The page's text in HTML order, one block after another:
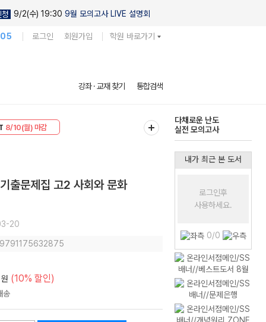
청 9/2(수) 19:30 9월 모의고사 LIVE 설명회
로그인 회원가입 학원 바로가기
강좌 · 교재 찾기 통합검색
8/10(월) 마감
다채로운 난도
실전 모의고사
출문제집 고2 사회와 문화
20
9791175632875
원 (10% 할인)
내가 최근 본 도서
로그인후
사용하세요.
0/0